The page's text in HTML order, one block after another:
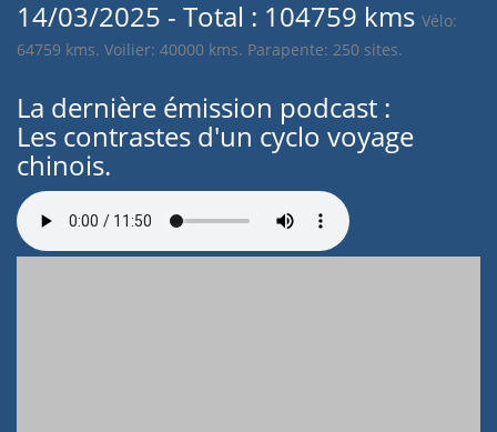
14/03/2025 - Total : 104759 kms Vélo:
64759 kms. Voilier: 40000 kms. Parapente: 250 sites.
La dernière émission podcast :
Les contrastes d'un cyclo voyage
chinois.